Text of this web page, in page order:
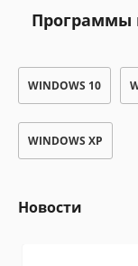
Программы
WINDOWS 10
WINDOWS XP
Новости